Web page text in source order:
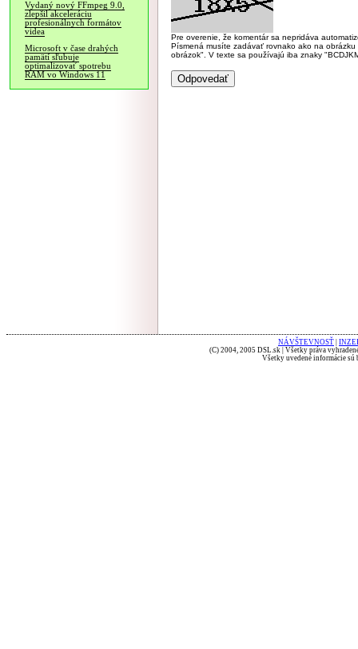
Vydaný nový FFmpeg 9.0,
zlepšil akceleráciu
profesionálnych formátov
videa
Microsoft v čase drahých
pamätí sľubuje
optimalizovať spotrebu
RAM vo Windows 11
Pre overenie, že komentár sa nepridáva
Písmená musíte zadávať rovnako ako na
obrázok". V texte sa používajú iba znaky
NÁVŠTEVNOSŤ
(C) 2004, 2005 DSL.sk | Všetky práva
Všetky uvedené informácie sú